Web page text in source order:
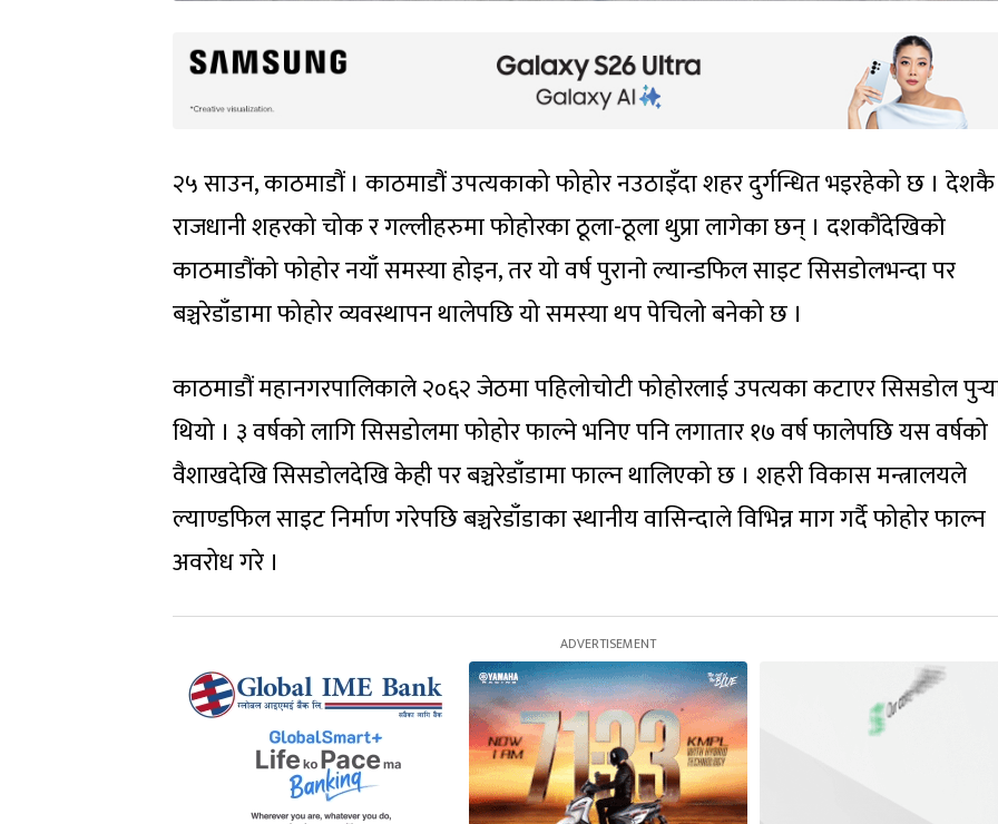
२५ साउन, काठमाडौं । काठमाडौं उपत्यकाको फोहोर नउठाइँदा शहर दुर्गन्धित भइरहेको छ । देशकै
राजधानी शहरको चोक र गल्लीहरुमा फोहोरका ठूला-ठूला थुप्रा लागेका छन् । दशकौंदेखिको
काठमाडौंको फोहोर नयाँ समस्या होइन, तर यो वर्ष पुरानाे ल्यान्डफिल साइट सिसडोलभन्दा पर
बञ्चरेडाँडामा फोहोर व्यवस्थापन थालेपछि यो समस्या थप पेचिलो बनेको छ ।
काठमाडौं महानगरपालिकाले २०६२ जेठमा पहिलोचोटी फोहोरलाई उपत्यका कटाएर सिसडोल
थियो । ३ वर्षको लागि सिसडोलमा फोहोर फाल्ने भनिए पनि लगातार १७ वर्ष फालेपछि यस वर्षको
वैशाखदेखि सिसडोलदेखि केही पर बञ्चरेडाँडामा फाल्न थालिएको छ । शहरी विकास मन्त्रालयले
ल्याण्डफिल साइट निर्माण गरेपछि बञ्चरेडाँडाका स्थानीय वासिन्दाले विभिन्न माग गर्दै फोहोर फाल्न
अवरोध गरे ।